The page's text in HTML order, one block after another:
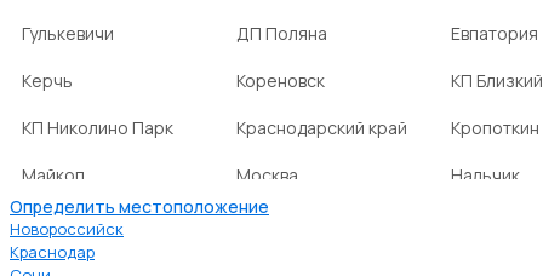
Гулькевичи ДП Поляна Евпатория
Керчь Кореновск КП Близкий
КП Николино Парк Краснодарский край Кропоткин
Майкоп Москва Нальчик
НСТ Ромашка-2 посёлок Агроном
Определить местоположение
Новороссийск
Краснодар